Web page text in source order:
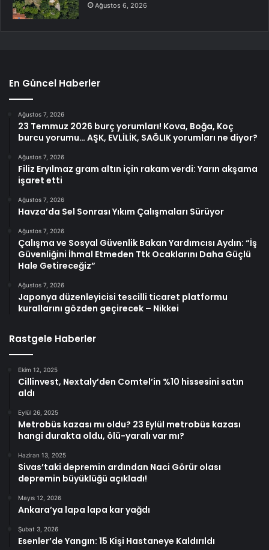
Ağustos 6, 2026
En Güncel Haberler
Ağustos 7, 2026
23 Temmuz 2026 burç yorumları! Kova, Boğa, Koç
burcu yorumu… AŞK, EVLİLİK, SAĞLIK yorumları ne diyor?
Ağustos 7, 2026
Filiz Eryılmaz gram altın için rakam verdi: Yarın akşama
işaret etti
Ağustos 7, 2026
Havza’da Sel Sonrası Yıkım Çalışmaları Sürüyor
Ağustos 7, 2026
Çalışma ve Sosyal Güvenlik Bakan Yardımcısı Aydın: “İş
Güvenliğini İhmal Etmeden Ttk Ocaklarını Daha Güçlü
Hale Getireceğiz”
Ağustos 7, 2026
Japonya düzenleyicisi tescilli ticaret platformu
kurallarını gözden geçirecek – Nikkei
Rastgele Haberler
Ekim 12, 2025
Cillinvest, Nextaly’den Comtel’in %10 hissesini satın
aldı
Eylül 26, 2025
Metrobüs kazası mı oldu? 23 Eylül metrobüs kazası
hangi durakta oldu, ölü-yaralı var mı?
Haziran 13, 2025
Sivas’taki depremin ardından Naci Görür olası
depremin büyüklüğü açıkladı!
Mayıs 12, 2026
Ankara’ya lapa lapa kar yağdı
Şubat 3, 2026
Esenler’de Yangın: 15 Kişi Hastaneye Kaldırıldı